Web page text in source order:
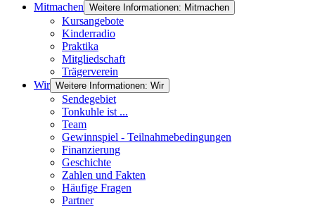
Mitmachen Weitere Informationen: Mitmachen
Kursangebote
Kinderradio
Praktika
Mitgliedschaft
Trägerverein
Wir Weitere Informationen: Wir
Sendegebiet
Tonkuhle ist ...
Team
Gewinnspiel - Teilnahmebedingungen
Finanzierung
Geschichte
Zahlen und Fakten
Häufige Fragen
Partner